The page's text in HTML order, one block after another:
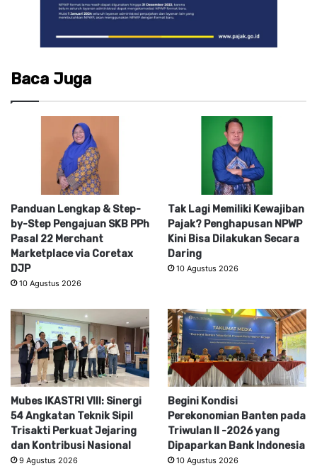
Baca Juga
Panduan Lengkap & Step-
by-Step Pengajuan SKB PPh
Pasal 22 Merchant
Marketplace via Coretax
DJP
10 Agustus 2026
Tak Lagi Memiliki Kewajiban
Pajak? Penghapusan NPWP
Kini Bisa Dilakukan Secara
Daring
10 Agustus 2026
Mubes IKASTRI VIII: Sinergi
54 Angkatan Teknik Sipil
Trisakti Perkuat Jejaring
dan Kontribusi Nasional
9 Agustus 2026
Begini Kondisi
Perekonomian Banten pada
Triwulan II -2026 yang
Dipaparkan Bank Indonesia
10 Agustus 2026